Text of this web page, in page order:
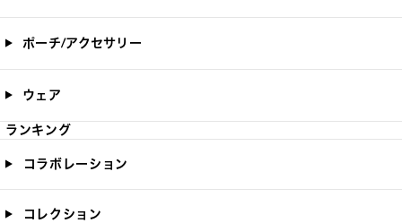
ポーチ/アクセサリー
ウェア
ランキング
コラボレーション
コレクション